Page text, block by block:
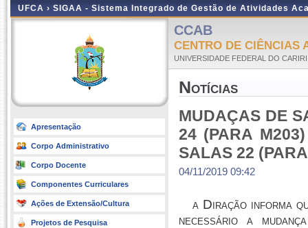
UFCA › SIGAA - Sistema Integrado de Gestão de Atividades
Apresentação
Corpo Administrativo
Corpo Docente
Componentes Curriculares
Ações de Extensão/Cultura
Projetos de Pesquisa
CCAB
CENTRO DE CIÊNCIAS
UNIVERSIDADE FEDERAL DO CARIRI
Notícias
MUDAÇAS DE
24 (PARA
SALAS 22
04/11/2019 09:42
a Diração informa
necessário a